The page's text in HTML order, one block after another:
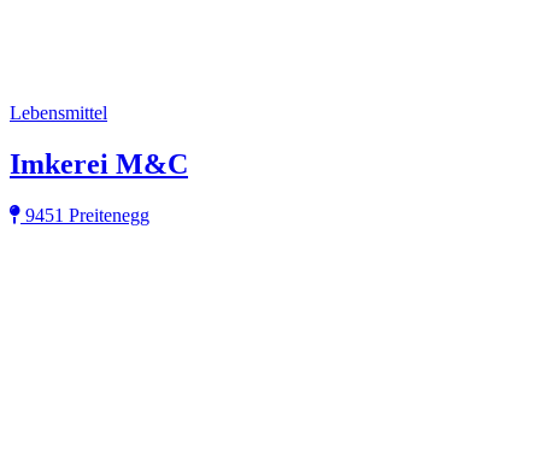
Lebensmittel
Imkerei M&C
9451 Preitenegg